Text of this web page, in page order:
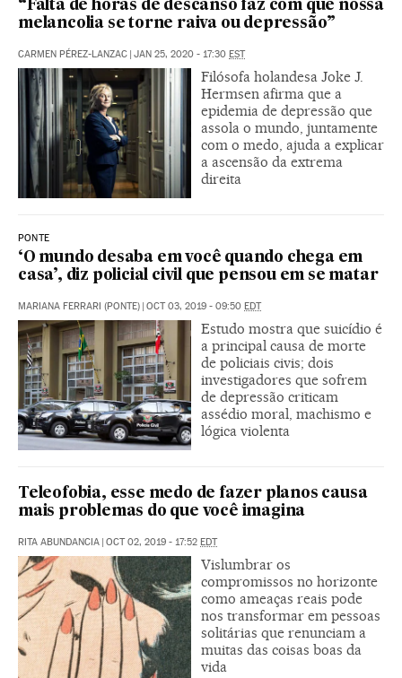
“Falta de horas de descanso faz com que nossa
melancolia se torne raiva ou depressão”
CARMEN PÉREZ-LANZAC | JAN 25, 2020 - 17:30 EST
Filósofa holandesa Joke J.
Hermsen afirma que a
epidemia de depressão que
assola o mundo, juntamente
com o medo, ajuda a explicar
a ascensão da extrema
direita
PONTE
‘O mundo desaba em você quando chega em
casa’, diz policial civil que pensou em se matar
MARIANA FERRARI (PONTE) | OCT 03, 2019 - 09:50 EDT
Estudo mostra que suicídio é
a principal causa de morte
de policiais civis; dois
investigadores que sofrem
de depressão criticam
assédio moral, machismo e
lógica violenta
Teleofobia, esse medo de fazer planos causa
mais problemas do que você imagina
RITA ABUNDANCIA | OCT 02, 2019 - 17:52 EDT
Vislumbrar os
compromissos no horizonte
como ameaças reais pode
nos transformar em pessoas
solitárias que renunciam a
muitas das coisas boas da
vida